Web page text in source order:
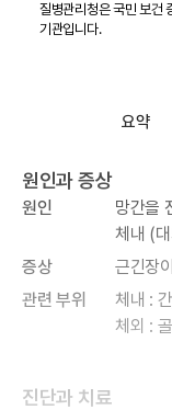
질병관리청은 국민 보건
기관입니다.
요약
원인과 증상
원인
망간을
체내 (
증상
근긴장
관련 부위
체내 :
체외 :
진단과 치료